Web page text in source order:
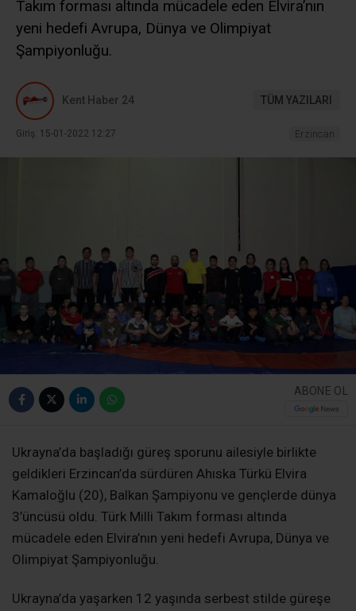
Takım forması altında mücadele eden Elvira’nın
yeni hedefi Avrupa, Dünya ve Olimpiyat
Şampiyonluğu.
Kent Haber 24 TÜM YAZILARI
Giriş: 15-01-2022 12:27 Erzincan
ABONE OL
Ukrayna’da başladığı güreş sporunu ailesiyle birlikte
geldikleri Erzincan’da sürdüren Ahıska Türkü Elvira
Kamaloğlu (20), Balkan Şampiyonu ve gençlerde dünya
3’üncüsü oldu. Türk Milli Takım forması altında
mücadele eden Elvira’nın yeni hedefi Avrupa, Dünya ve
Olimpiyat Şampiyonluğu.
Ukrayna’da yaşarken 12 yaşında serbest stilde güreşe